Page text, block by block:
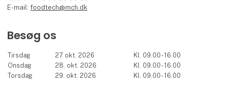
E-mail:foodtech@mch.dk
Besøg os
Tirsdag 27. okt. 2026
Kl. 09.00 - 16.00
Onsdag
28. okt. 2026
Kl. 09.00 - 16.00
Torsdag
29. okt. 2026 Kl. 09.00 - 16.00